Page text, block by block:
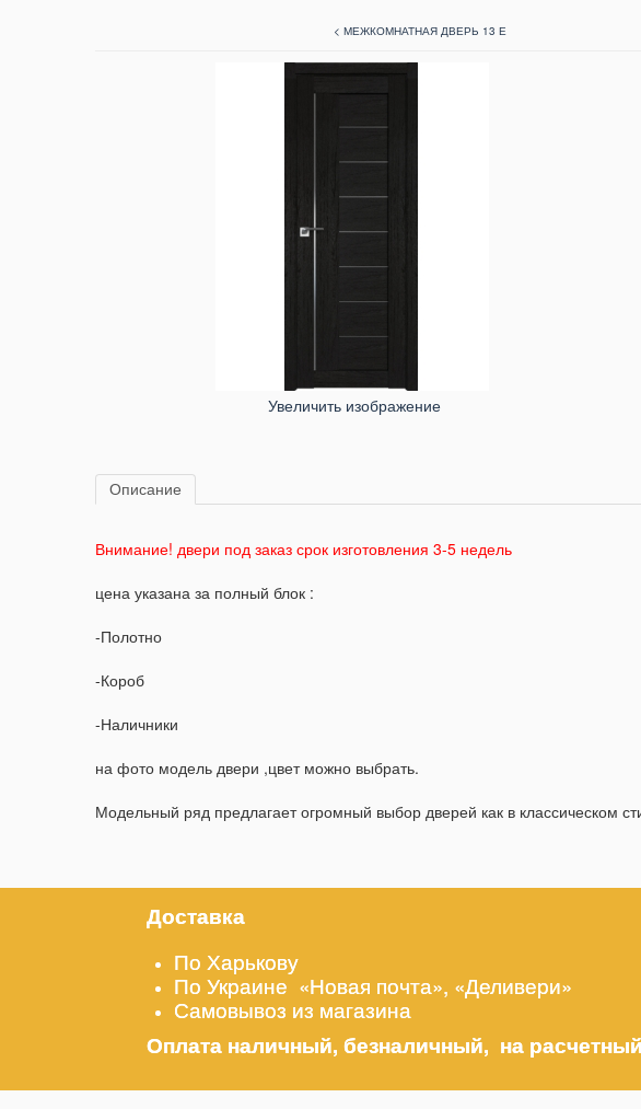
< МЕЖКОМНАТНАЯ ДВЕРЬ 13 Е
Увеличить изображение
Описание
Внимание! двери под заказ срок изготовления 3-5 недель
цена указана за полный блок :
-Полотно
-Короб
-Наличники
на фото модель двери ,цвет можно выбрать.
Модельный ряд предлагает огромный выбор дверей как в классическом
Доставка
По Харькову
По Украине «Новая почта», «Деливери»
Самовывоз из магазина
Оплата наличный, безналичный, на